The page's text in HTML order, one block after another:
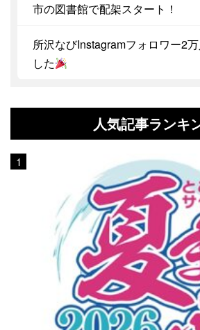
市の図書館で配架スタート！
所沢なびInstagramフォロワー2
した
人気記事ランキ